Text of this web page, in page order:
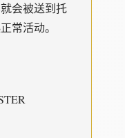
会被送到托
常活动。